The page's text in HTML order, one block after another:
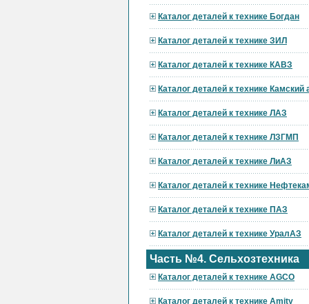
Каталог деталей к технике Богдан
Каталог деталей к технике ЗИЛ
Каталог деталей к технике КАВЗ
Каталог деталей к технике Камский
Каталог деталей к технике ЛАЗ
Каталог деталей к технике ЛЗГМП
Каталог деталей к технике ЛиАЗ
Каталог деталей к технике
Каталог деталей к технике ПАЗ
Каталог деталей к технике УралАЗ
Часть №4. Сельхозтехника
Каталог деталей к технике AGCO
Каталог деталей к технике Amity